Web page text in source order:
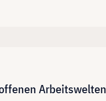
Arbeitswelten